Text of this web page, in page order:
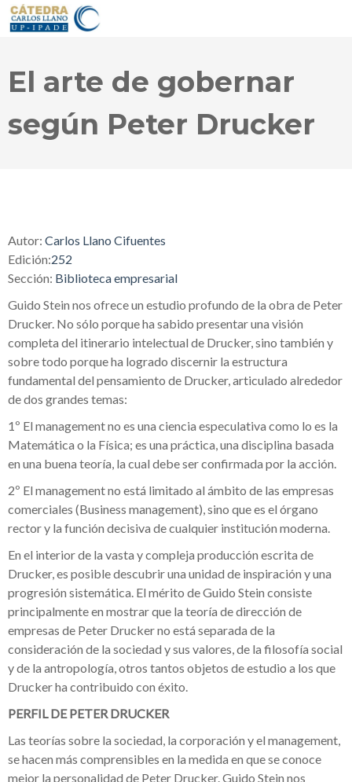
El arte de gobernar
según Peter Drucker
Autor: Carlos Llano Cifuentes
Edición:252
Sección: Biblioteca empresarial
Guido Stein nos ofrece un estudio profundo de la obra de Peter
Drucker. No sólo porque ha sabido presentar una visión
completa del itinerario intelectual de Drucker, sino también y
sobre todo porque ha logrado discernir la estructura
fundamental del pensamiento de Drucker, articulado alrededor
de dos grandes temas:
1º El management no es una ciencia especulativa como lo es la
Matemática o la Física; es una práctica, una disciplina basada
en una buena teoría, la cual debe ser confirmada por la acción.
2º El management no está limitado al ámbito de las empresas
comerciales (Business management), sino que es el órgano
rector y la función decisiva de cualquier institución moderna.
En el interior de la vasta y compleja producción escrita de
Drucker, es posible descubrir una unidad de inspiración y una
progresión sistemática. El mérito de Guido Stein consiste
principalmente en mostrar que la teoría de dirección de
empresas de Peter Drucker no está separada de la
consideración de la sociedad y sus valores, de la filosofía social
y de la antropología, otros tantos objetos de estudio a los que
Drucker ha contribuido con éxito.
PERFIL DE PETER DRUCKER
Las teorías sobre la sociedad, la corporación y el management,
se hacen más comprensibles en la medida en que se conoce
mejor la personalidad de Peter Drucker. Guido Stein nos